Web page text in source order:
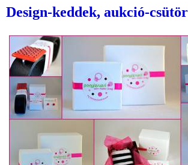
Design-keddek, aukció-